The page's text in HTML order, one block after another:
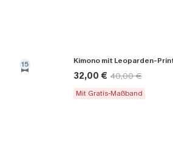
15 Kimono mit Leoparden-
32,00 € 40,00 €
Mit Gratis-Maßband